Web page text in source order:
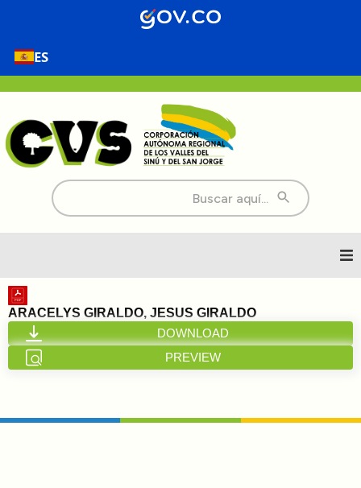
ES
Buscar:
Inicio
Nosotros
Transparencia
ARACELYS GIRALDO, JESUS GIRALDO
DOWNLOAD
PREVIEW